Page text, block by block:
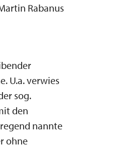
Rabanus
U.a. verwies
sog.
den
nannte
ohne